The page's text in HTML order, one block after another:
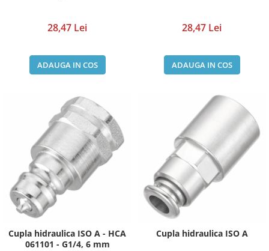
28,47 Lei
ADAUGA IN COS
28,47 Lei
ADAUGA IN COS
Cupla hidraulica ISO A - HCA
061101 - G1/4, 6 mm
Cupla hidraulica ISO A